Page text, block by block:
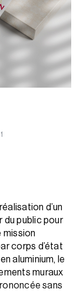
d’un
du public pour
mission
corps d’état
aluminium, le
muraux
sans